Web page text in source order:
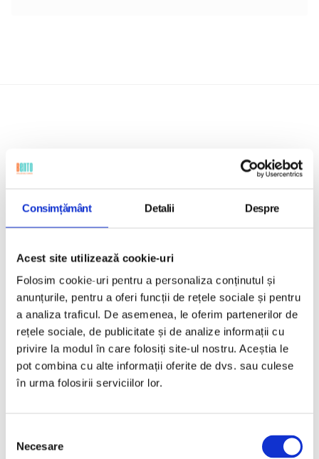
Consimțământ Detalii Despre
Acest site utilizează cookie-uri
Folosim cookie-uri pentru a personaliza conținutul și
anunțurile, pentru a oferi funcții de rețele sociale și pentru
a analiza traficul. De asemenea, le oferim partenerilor de
rețele sociale, de publicitate și de analize informații cu
privire la modul în care folosiți site-ul nostru. Aceștia le
pot combina cu alte informații oferite de dvs. sau culese
în urma folosirii serviciilor lor.
consimțământului
Necesare
utilizare cu MDM
datelor pe toate platformele. VPN-ul Bento
MDM se adaptează la cerințele specifice
fiecărei aplicații și fiecărui dispozitiv pentru a
proteja traficul sensibil în toate sectoarele.